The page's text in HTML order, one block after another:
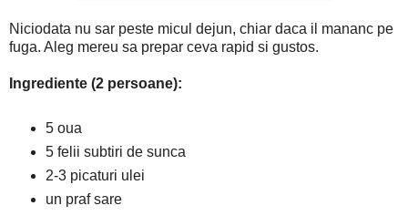
Niciodata nu sar peste micul dejun, chiar daca il mananc pe
fuga. Aleg mereu sa prepar ceva rapid si gustos.
Ingrediente (2 persoane):
5 oua
5 felii subtiri de sunca
2-3 picaturi ulei
un praf sare